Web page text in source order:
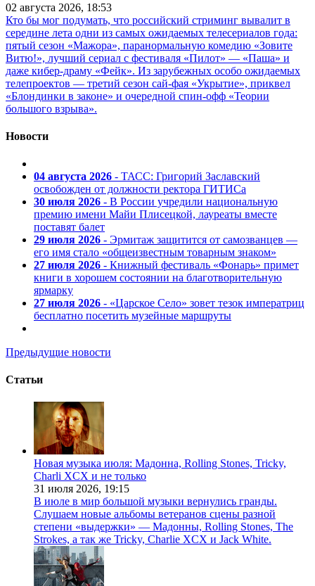
02 августа 2026, 18:53
Кто бы мог подумать, что российский стриминг вывалит в
середине лета одни из самых ожидаемых телесериалов года:
пятый сезон «Мажора», паранормальную комедию «Зовите
Витю!», лучший сериал с фестиваля «Пилот» — «Паша» и
даже кибер-драму «Фейк». Из зарубежных особо ожидаемых
телепроектов — третий сезон сай-фая «Укрытие», приквел
«Блондинки в законе» и очередной спин-офф «Теории
большого взрыва».
Новости
04 августа 2026 - ТАСС: Григорий Заславский
освобожден от должности ректора ГИТИСа
30 июля 2026 - В России учредили национальную
премию имени Майи Плисецкой, лауреаты вместе
поставят балет
29 июля 2026 - Эрмитаж защитится от самозванцев —
его имя стало «общеизвестным товарным знаком»
27 июля 2026 - Книжный фестиваль «Фонарь» примет
книги в хорошем состоянии на благотворительную
ярмарку
27 июля 2026 - «Царское Село» зовет тезок императриц
бесплатно посетить музейные маршруты
Предыдущие новости
Статьи
Новая музыка июля: Мадонна, Rolling Stones, Tricky,
Charli XCX и не только
31 июля 2026, 19:15
В июле в мир большой музыки вернулись гранды.
Слушаем новые альбомы ветеранов сцены разной
степени «выдержки» — Мадонны, Rolling Stones, The
Strokes, а так же Tricky, Charlie XCX и Jack White.